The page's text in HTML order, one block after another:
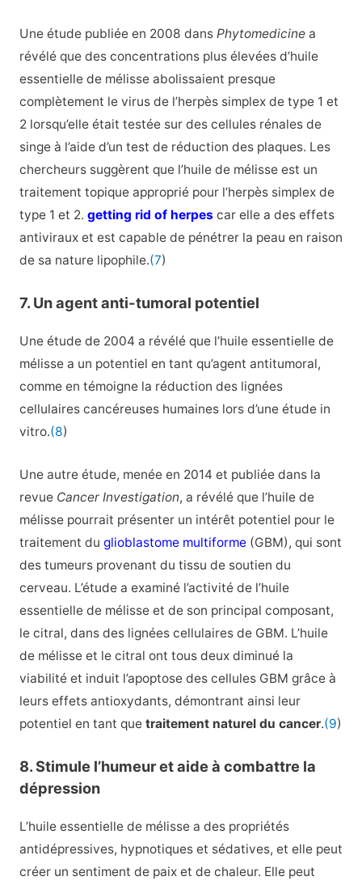
Une étude publiée en 2008 dans Phytomedicinea
révélé que des concentrations plus élevées d’huile
essentielle de mélisse abolissaient presque
complètement le virus de l’herpès simplex de type 1 et
2 lorsqu’elle était testée sur des cellules rénales de
singe à l’aide d’un test de réduction des plaques. Les
chercheurs suggèrent que l’huile de mélisse est un
traitement topique approprié pour l’herpès simplex de
type 1 et 2. getting rid of herpescar elle a des effets
antiviraux et est capable de pénétrer la peau en raison
de sa nature lipophile.(7)
7. Un agent anti-tumoral potentiel
Une étude de 2004 a révélé que l’huile essentielle de
mélisse a un potentiel en tant qu’agent antitumoral,
comme en témoigne la réduction des lignées
cellulaires cancéreuses humaines lors d’une étude in
vitro.(8)
Une autre étude, menée en 2014 et publiée dans la
revue Cancer Investigation, a révélé que l’huile de
mélisse pourrait présenter un intérêt potentiel pour le
traitement du glioblastome multiforme (GBM), qui sont
des tumeurs provenant du tissu de soutien du
cerveau. L’étude a examiné l’activité de l’huile
essentielle de mélisse et de son principal composant,
le citral, dans des lignées cellulaires de GBM. L’huile
de mélisse et le citral ont tous deux diminué la
viabilité et induit l’apoptose des cellules GBM grâce à
leurs effets antioxydants, démontrant ainsi leur
potentiel en tant que traitement naturel du cancer.(9)
8. Stimule l’humeur et aide à combattre la
dépression
L’huile essentielle de mélisse a des propriétés
antidépressives, hypnotiques et sédatives, et elle peut
créer un sentiment de paix et de chaleur. Elle peut